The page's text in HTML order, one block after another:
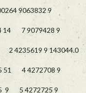
9063832 9
14 7 9079428 9
2 4235619 9 143044.0
51 4 4272708 9
9 5 4272725 9